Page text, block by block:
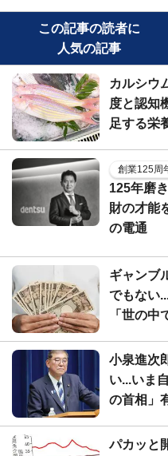
この記事の読者に
人気の記事
カルシウ
度と認知
足する栄
創業125周
125年磨
財の才能
の電通
ギャンブ
でもない
「世の中
小泉進次
い...いま
の首相」
パカッと